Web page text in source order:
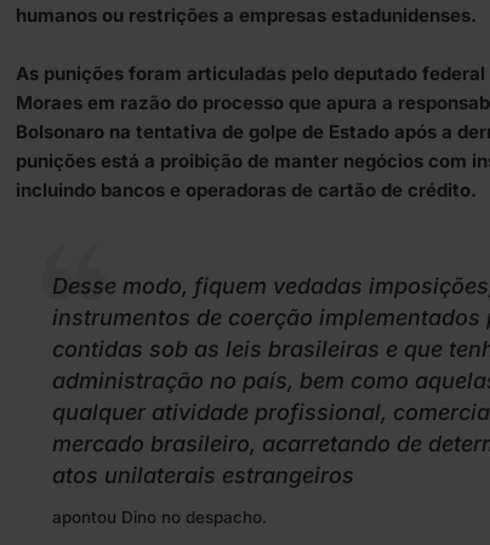
humanos ou restrições a empresas estadunidenses.
As punições foram articuladas pelo deputado
Moraes em razão do processo que apura a
Bolsonaro na tentativa de golpe de Estado após a
punições está a proibição de manter negócios com
incluindo bancos e operadoras de cartão de crédito.
Desse modo, fiquem vedadas
instrumentos de coerção
contidas sob as leis brasileiras e que
administração no país, bem como
qualquer atividade profissional,
mercado brasileiro, acarretando de
atos unilaterais estrangeiros
apontou Dino no despacho.